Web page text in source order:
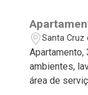
Santa Cruz
Apartamento,
ambientes,
área de